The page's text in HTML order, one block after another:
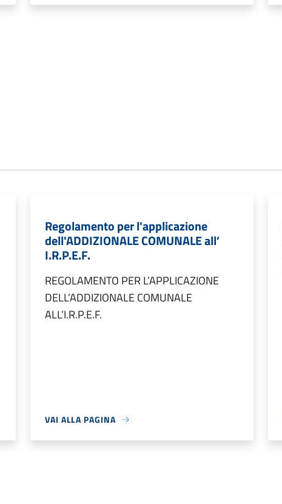
Regolamento per l'applicazione
dell'ADDIZIONALE COMUNALE all’
I.R.P.E.F.
REGOLAMENTO PER L’APPLICAZIONE
DELL’ADDIZIONALE COMUNALE
ALL’I.R.P.E.F.
VAI ALLA PAGINA